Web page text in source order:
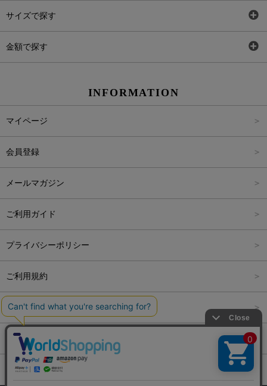
サイズで探す
金額で探す
25,001円～
INFORMATION
マイページ
会員登録
メールマガジン
ご利用ガイド
プライバシーポリシー
ご利用規約
特定商取引法に関する表記
会社概要
ログアウト